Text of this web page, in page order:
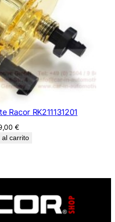
Racor RK211131201
€
al carrito